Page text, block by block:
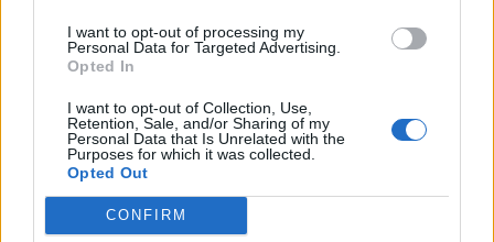
I want to opt-out of processing my
Personal Data for Targeted Advertising.
Opted In
I want to opt-out of Collection, Use,
Retention, Sale, and/or Sharing of my
Personal Data that Is Unrelated with the
Purposes for which it was collected.
Opted Out
CONFIRM
Portfolio.hu teljes cikkarchívum
Kötéslisták: BÉT elmúlt 2 év napon belüli
Előfizetés
MÁR ELŐFIZETŐNK VAGY?